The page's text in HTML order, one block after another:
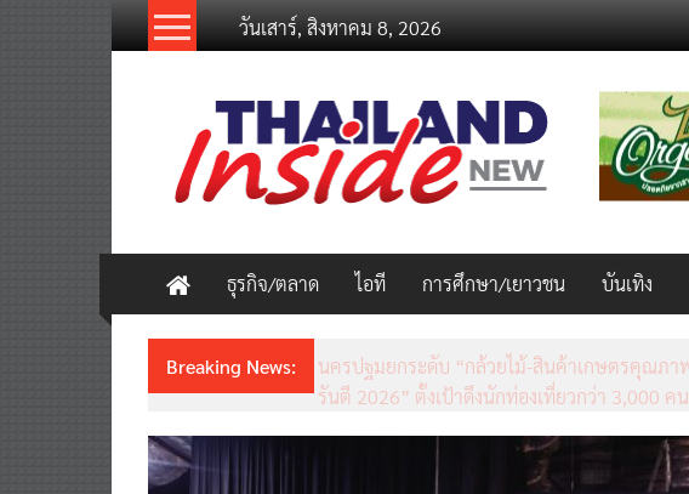
วันเสาร์, สิงหาคม 8, 2026
thailandinsidenew.com
Thailand
Inside
New
ธุรกิจ/ตลาด ไอที การศึกษา/เยาวชน บันเทิง
Breaking News: ชวนรู้จักซิม my by NT เน็ตเร็ว แรง คุ้มค่าทั่วไ